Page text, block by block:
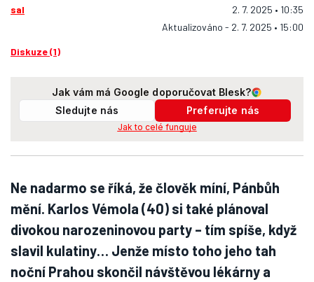
sal
2. 7. 2025 • 10:35
Aktualizováno - 2. 7. 2025 • 15:00
Diskuze (1)
Jak vám má Google doporučovat Blesk?
Sledujte nás
Preferujte nás
Jak to celé funguje
Ne nadarmo se říká, že člověk míní, Pánbůh
mění. Karlos Vémola (40) si také plánoval
divokou narozeninovou party – tím spíše, když
slavil kulatiny… Jenže místo toho jeho tah
noční Prahou skončil návštěvou lékárny a